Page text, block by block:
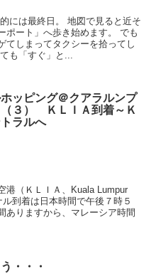
には最終日。 地図で見ると近そ
ポート」へ歩き始めます。 でも
てしまってタクシーを拾ってし
も「すぐ」と...
ッピング＠クアラルンプ
３） ＫＬＩＡ到着～Ｋ
トラルへ
港（ＫＬＩＡ、Kuala Lumpur
到着は日本時間で午後７時５
ありますから、マレーシア時間
・・・